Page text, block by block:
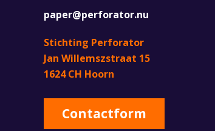
paper@perforator.nu
Stichting Perforator
Jan Willemszstraat 15
1624 CH Hoorn
Contactform